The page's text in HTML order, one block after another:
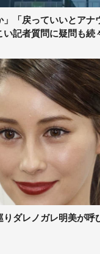
」「戻っていいとアナ
記者質問に疑問も続
ダレノガレ明美が呼